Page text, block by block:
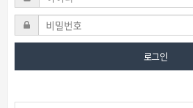
로그인